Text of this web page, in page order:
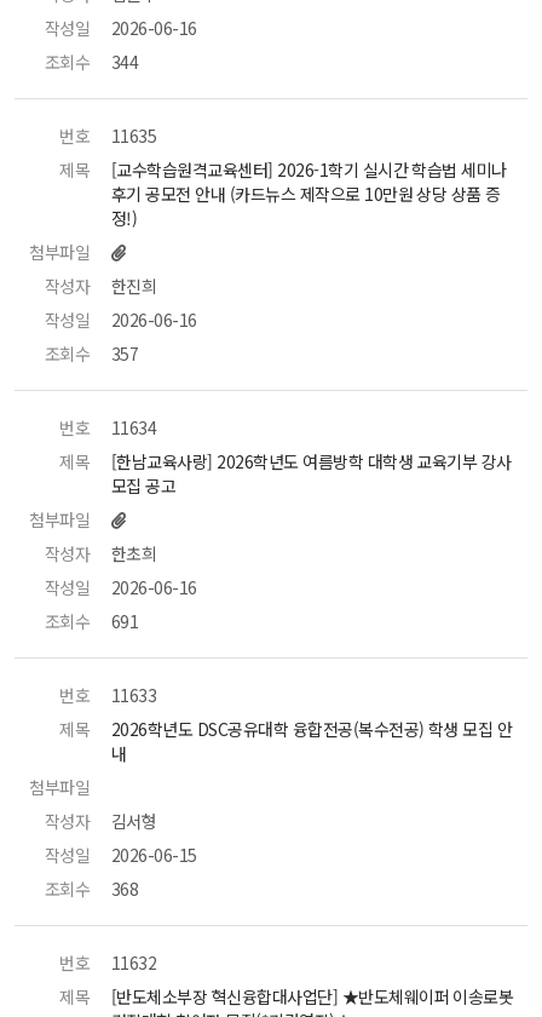
작성일
2026-06-16
조회수
344
번호
11635
제목
[교수학습원격교육센터] 2026-1학기 실시간 학습법 세미나
후기 공모전 안내 (카드뉴스 제작으로 10만원 상당 상품 증
정!)
첨부파일
작성자
한진희
작성일
2026-06-16
조회수
357
번호
11634
제목
[한남교육사랑] 2026학년도 여름방학 대학생 교육기부 강사
모집 공고
첨부파일
작성자
한초희
작성일
2026-06-16
조회수
691
번호
11633
제목
2026학년도 DSC공유대학 융합전공(복수전공) 학생 모집 안
내
첨부파일
작성자
김서형
작성일
2026-06-15
조회수
368
번호
11632
제목
[반도체소부장 혁신융합대사업단] ★반도체웨이퍼 이송로봇